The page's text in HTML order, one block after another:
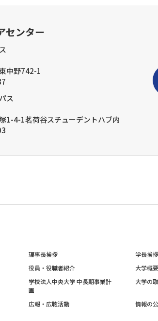
センター
中野742-1
ス
1-4-1茗荷谷スチューデントハブ内
理事長挨拶 学長挨拶
役員・役職者紹介
大学概
学校法人中央大学 中長期事業計
画
大学の
広報・広聴活動 情報の